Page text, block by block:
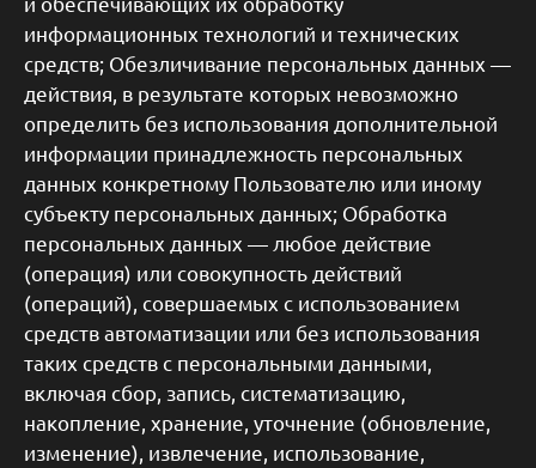
информационных технологий и технических
средств; Обезличивание персональных данных —
действия, в результате которых невозможно
определить без использования дополнительной
информации принадлежность персональных
данных конкретному Пользователю или иному
субъекту персональных данных; Обработка
персональных данных — любое действие
(операция) или совокупность действий
(операций), совершаемых с использованием
средств автоматизации или без использования
таких средств с персональными данными,
включая сбор, запись, систематизацию,
накопление, хранение, уточнение (обновление,
изменение), извлечение, использование,